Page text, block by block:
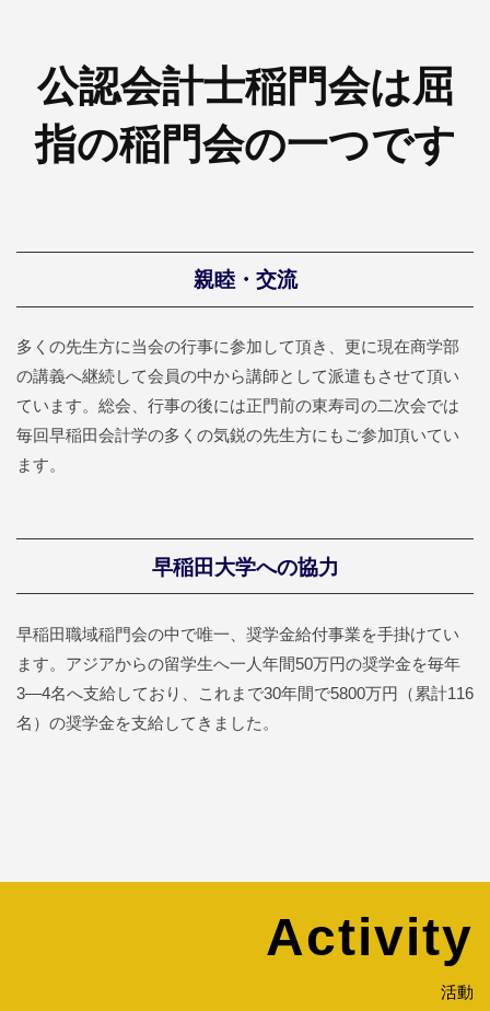
公認会計士稲門会は屈
指の稲門会の一つです
親睦・交流
多くの先生方に当会の行事に参加して頂き、更に現在商学部
の講義へ継続して会員の中から講師として派遣もさせて頂い
ています。総会、行事の後には正門前の東寿司の二次会では
毎回早稲田会計学の多くの気鋭の先生方にもご参加頂いてい
ます。
早稲田大学への協力
早稲田職域稲門会の中で唯一、奨学金給付事業を手掛けてい
ます。アジアからの留学生へ一人年間50万円の奨学金を毎年
3―4名へ支給しており、これまで30年間で5800万円（累計116
名）の奨学金を支給してきました。
Activity
活動